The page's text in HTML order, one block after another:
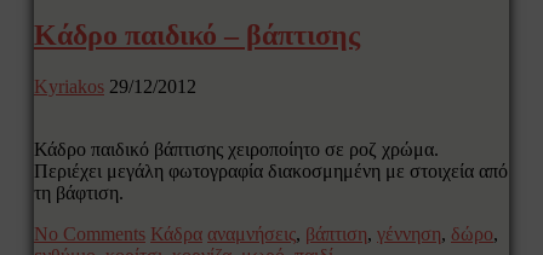
Κάδρο παιδικό – βάπτισης
Kyriakos 29/12/2012
Κάδρο παιδικό βάπτισης χειροποίητο σε ροζ χρώμα.
Περιέχει μεγάλη φωτογραφία διακοσμημένη με στοιχεία από
τη βάφτιση.
No Comments Κάδρα αναμνήσεις, βάπτιση, γέννηση, δώρο,